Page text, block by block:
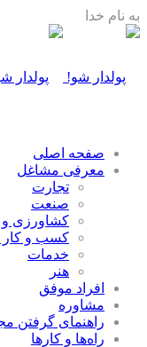
به نام خدا
صفحه اصلی
معرفی مشاغل
تجارت
صنعت
كشاورزی و
كسب و كار
خدمات
هنر
افراد موفق
مشاوره
راهنمای گرفتن
راه‌ها و كارها